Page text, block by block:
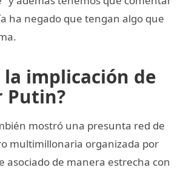
ha negado que tengan algo que
la implicación de
Putin?
mostró una presunta red de
multimillonaria organizada por
asociado de manera estrecha con